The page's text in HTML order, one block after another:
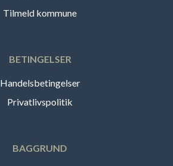
Tilmeld kommune
BETINGELSER
Handelsbetingelser
Privatlivspolitik
BAGGRUND